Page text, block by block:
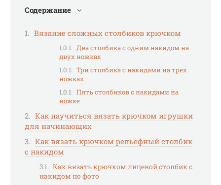
Содержание
Вязание сложных столбиков крючком
Два столбика с одним накидом на
двух ножках
Три столбика с накидами на трех
ножках
Пять столбиков с накидами на
ножке
Как научиться вязать крючком игрушки
для начинающих
Как вязать крючком рельефный столбик
с накидом
Как вязать крючком лицевой столбик с
накидом по фото